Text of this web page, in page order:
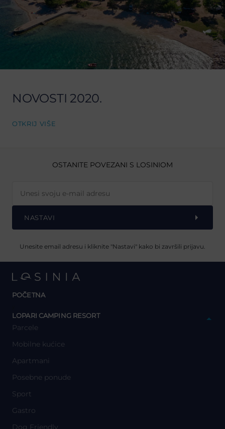
NOVOSTI 2020.
OTKRIJ VIŠE
OSTANITE POVEZANI S LOSINIOM
NASTAVI
Unesite email adresu i kliknite "Nastavi" kako bi završili prijavu.
POČETNA
LOPARI CAMPING RESORT
Parcele
Mobilne kućice
Apartmani
Posebne ponude
Sport
Gastro
Dog Friendly